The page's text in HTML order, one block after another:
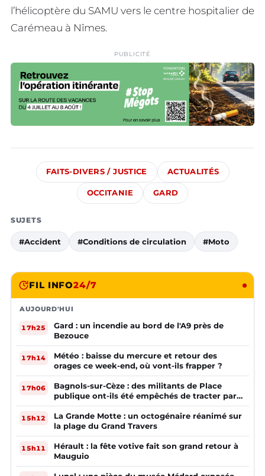
l’hélicoptère du SAMU vers le centre hospitalier de
Carémeau à Nîmes.
PUBLICITÉ
FAITS-DIVERS / JUSTICE ACTUALITÉS
OCCITANIE GARD
SUJETS
#Accident #Conditions de circulation #Moto
FIL INFO24/7
AUJOURD'HUI
17h25
Gard : un incendie au bord de l'A9 près de
Bezouce
17h14
Météo : baisse du mercure et retour des
orages ce week-end, où vont-ils frapper ?
17h06
Bagnols-sur-Cèze : des militants de Place
publique ont-ils été empêchés de tracter par
la mairie ?
15h12
La Grande Motte : un octogénaire réanimé sur
la plage du Grand Travers
15h11
Hérault : la fête votive fait son grand retour à
Mauguio